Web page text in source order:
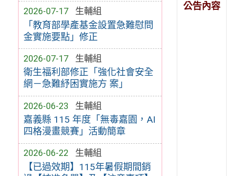
2026-07-17 生輔組
「教育部學產基金設置急難慰問
金實施要點」修正
2026-07-17 生輔組
衛生福利部修正「強化社會安全
網－急難紓困實施方 案」
2026-06-23 生輔組
嘉義縣 115 年度「無毒嘉園，AI
四格漫畫競賽」活動簡章
2026-06-22 生輔組
【已過效期】115年暑假期間銷
公告內容